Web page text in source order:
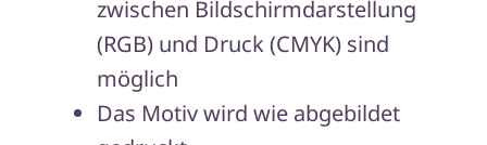
zwischen Bildschirmdarstellung
(RGB) und Druck (CMYK) sind
möglich
Das Motiv wird wie abgebildet